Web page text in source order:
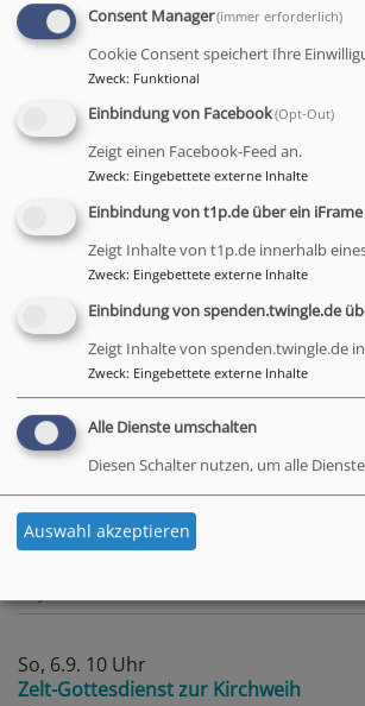
Bayreuth Stadtkirche Bayreuth
Sa, 22.8. 19 Uhr
Abend-Gottesdienst
Alexander Bischoff - CVJM-Sekretär
Obernsees St. Rupert Obernsees
Mi, 26.8. 12-12:30 Uhr
Orgelmatinee zur Festspielzeit
Stadtkirche Bayreuth
Sa, 29.8. 19 Uhr
Abend-Gottesdienst
Pfrin. Inge Braun
Obernsees
Mi, 2.9. 19 Uhr
Friedensgebet
So, 6.9. 10 Uhr
Zelt-Gottesdienst zur Kirchweih
Consent Manager(immer erforderlich)
Cookie Consent speichert Ihre
Zweck: Funktional
Einbindung von Facebook(Opt-Out)
Zeigt einen Facebook-Feed an.
Zweck: Eingebettete externe Inhalte
Einbindung von t1p.de über ein iFrame
Zeigt Inhalte von t1p.de innerhalb
Zweck: Eingebettete externe Inhalte
Einbindung von spenden.twingle.de
Zeigt Inhalte von spenden.twingle.de
Zweck: Eingebettete externe Inhalte
Alle Dienste umschalten
Diesen Schalter nutzen, um alle
Auswahl akzeptieren